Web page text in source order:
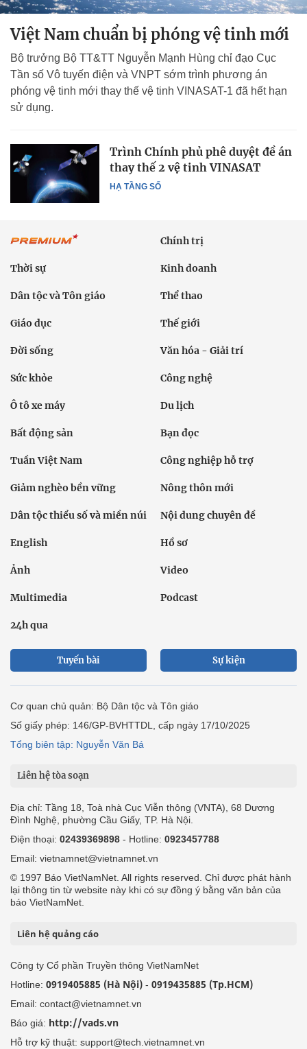
Việt Nam chuẩn bị phóng vệ tinh mới
Bộ trưởng Bộ TT&TT Nguyễn Mạnh Hùng chỉ đạo Cục
Tần số Vô tuyến điện và VNPT sớm trình phương án
phóng vệ tinh mới thay thế vệ tinh VINASAT-1 đã hết hạn
sử dụng.
HẠ TẦNG SỐ
Trình Chính phủ phê duyệt đề án
thay thế 2 vệ tinh VINASAT
Chính trị
Thời sự Kinh doanh
Dân tộc và Tôn giáo Thể thao
Giáo dục Thế giới
Đời sống Văn hóa - Giải trí
Sức khỏe Công nghệ
Ô tô xe máy Du lịch
Bất động sản Bạn đọc
Tuần Việt Nam Công nghiệp hỗ trợ
Giảm nghèo bền vững Nông thôn mới
Dân tộc thiểu số và miền núi Nội dung chuyên đề
English Hồ sơ
Ảnh Video
Multimedia Podcast
24h qua
Tuyến bài Sự kiện
Cơ quan chủ quản: Bộ Dân tộc và Tôn giáo
Số giấy phép: 146/GP-BVHTTDL, cấp ngày 17/10/2025
Tổng biên tập: Nguyễn Văn Bá
Liên hệ tòa soạn
Địa chỉ: Tầng 18, Toà nhà Cục Viễn thông (VNTA), 68 Dương
Đình Nghệ, phường Cầu Giấy, TP. Hà Nội.
Điện thoại: 02439369898 - Hotline: 0923457788
Email: vietnamnet@vietnamnet.vn
© 1997 Báo VietNamNet. All rights reserved. Chỉ được phát hành
lại thông tin từ website này khi có sự đồng ý bằng văn bản của
báo VietNamNet.
Liên hệ quảng cáo
Công ty Cổ phần Truyền thông VietNamNet
Hotline: 0919405885 (Hà Nội) - 0919435885 (Tp.HCM)
Email: contact@vietnamnet.vn
Báo giá: http://vads.vn
Hỗ trợ kỹ thuật: support@tech.vietnamnet.vn